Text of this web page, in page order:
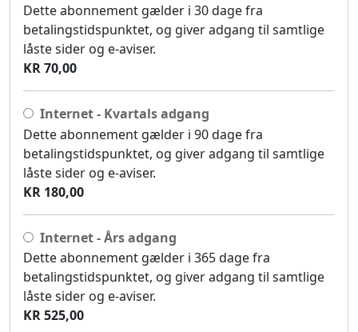
Dette abonnement gælder i 30 dage fra
betalingstidspunktet, og giver adgang til samtlige
låste sider og e-aviser.
KR 70,00
Internet - Kvartals adgang
Dette abonnement gælder i 90 dage fra
betalingstidspunktet, og giver adgang til samtlige
låste sider og e-aviser.
KR 180,00
Internet - Års adgang
Dette abonnement gælder i 365 dage fra
betalingstidspunktet, og giver adgang til samtlige
låste sider og e-aviser.
KR 525,00